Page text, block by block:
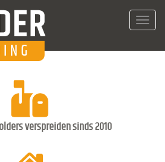
verspreiden sinds 2010